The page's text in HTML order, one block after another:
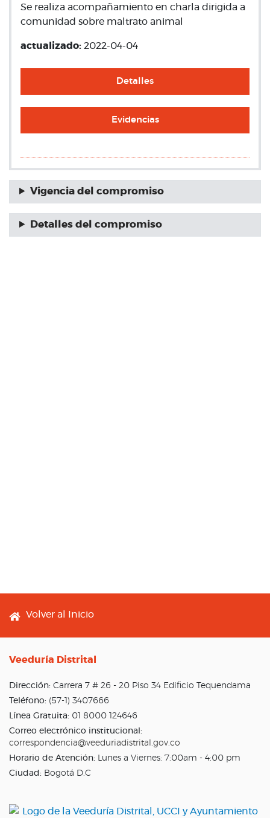
Se realiza acompañamiento en charla dirigida a
comunidad sobre maltrato animal
actualizado: 2022-04-04
Detalles
Evidencias
Vigencia del compromiso
Detalles del compromiso
Footer menu
Volver al Inicio
Veeduría Distrital
Dirección: Carrera 7 # 26 - 20 Piso 34 Edificio Tequendama
Teléfono: (57-1) 3407666
Línea Gratuita: 01 8000 124646
Correo electrónico institucional:
correspondencia@veeduriadistrital.gov.co
Horario de Atención: Lunes a Viernes: 7:00am - 4:00 pm
Ciudad: Bogotá D.C